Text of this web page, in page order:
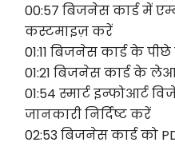
00:57 बिजनेस कार्ड में
कस्टमाइज़ करें
01:11 बिजनेस कार्ड के
01:21 बिजनेस कार्ड के
01:54 स्मार्ट इन्फोआर्ट
जानकारी निर्दिष्ट करें
02:53 बिजनेस कार्ड को